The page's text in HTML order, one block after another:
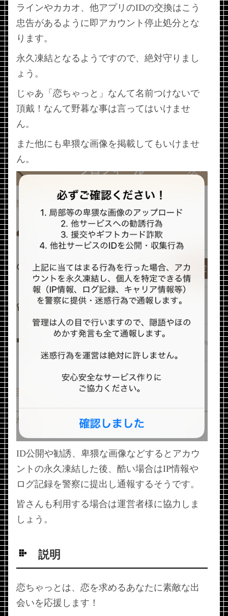
ラインやカカオ、他アプリのIDの交換はこう
忠告があるように即アカウント停止処分とな
ります。
永久凍結となるようですので、絶対守りまし
ょう。
じゃあ「恋ちゃっと」なんて名前つけないで
頂戴！なんて野暮な事は言ってはいけませ
ん。
また他にも卑猥な画像を掲載してもいけませ
ん。
ID公開や勧誘、卑猥な画像などするとアカウ
ントの永久凍結した後、酷い場合はIP情報や
ログ記録を警察に提出し通報するそうです。
皆さんも利用する場合は運営者様に協力しま
しょう。
説明
恋ちゃっとは、恋を求めるあなたに素敵な出
会いを応援します！